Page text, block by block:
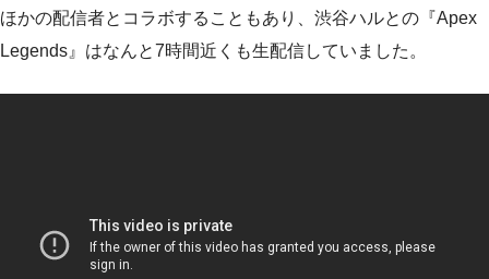
ほかの配信者とコラボすることもあり、渋谷ハルとの『Apex
Legends』はなんと7時間近くも生配信していました。